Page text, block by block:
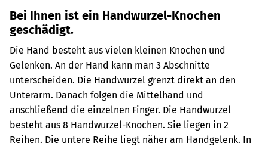
Bei Ihnen ist ein Handwurzel-Knochen
geschädigt.
Die Hand besteht aus vielen kleinen Knochen und
Gelenken. An der Hand kann man 3 Abschnitte
unterscheiden. Die Handwurzel grenzt direkt an den
Unterarm. Danach folgen die Mittelhand und
anschließend die einzelnen Finger. Die Handwurzel
besteht aus 8 Handwurzel-Knochen. Sie liegen in 2
Reihen. Die untere Reihe liegt näher am Handgelenk. In